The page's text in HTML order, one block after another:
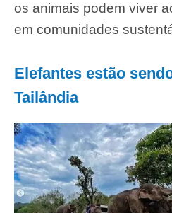
os animais podem viver
em comunidades
Elefantes estão
Tailândia